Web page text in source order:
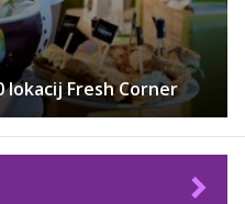
lokacij Fresh Corner